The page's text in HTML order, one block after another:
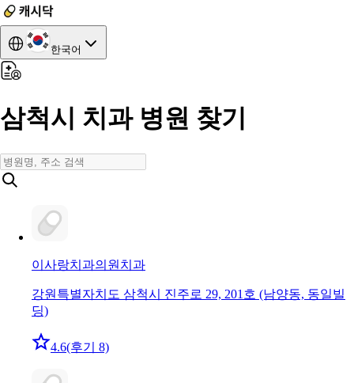
한국어
삼척시 치과 병원 찾기
이사랑치과의원 치과
강원특별자치도 삼척시 진주로 29, 201호 (남양동, 동일빌
딩)
4.6(후기 8)